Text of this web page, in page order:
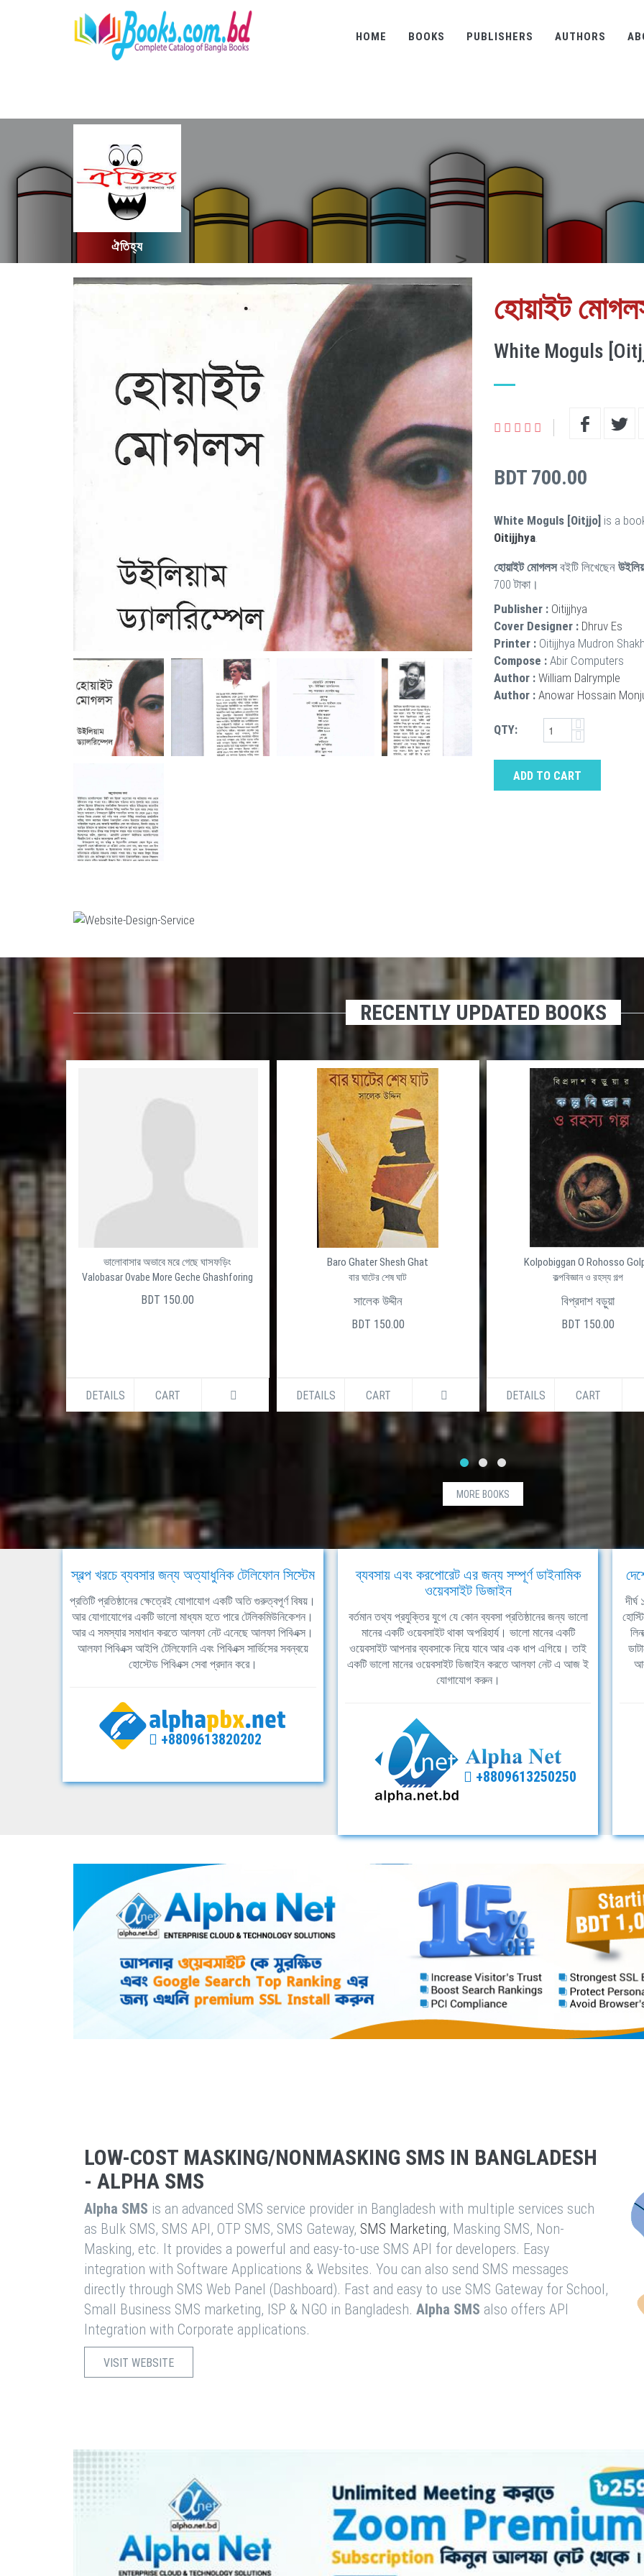
HOME BOOKS PUBLISHERS AUTHORS
ঐতিহ্য
হোয়াইট
White Moguls
BDT 700.00
White Moguls [Oitjjo] is a
Oitijjhya.
হোয়াইট মোগলসবইটি লিখেছেন
700 টাকা।
Publisher : Oitijjhya
Cover Designer : Dhruv Es
Printer : Oitijjhya Mudron
Compose : Abir Computers
Author : William Dalrymple
Author : Anowar Hossain
QTY:
ADD TO CART
RECENTLY UPDATED BOOKS
ভালোবাসার অভাবে মরে গেছে ঘাসফড়িং
Valobasar Ovabe More Geche Ghashforing
BDT 150.00
DETAILS CART
Baro Ghater Shesh Ghat
বার ঘাটের শেষ ঘাট
সালেক উদ্দীন
BDT 150.00
DETAILS CART
Kolpobiggan O Rohosso
কল্পবিজ্ঞান ও রহস্য গল্প
বিপ্রদাশ বড়ুয়া
BDT 150.00
DETAILS CART
MORE BOOKS
স্বল্প খরচে ব্যবসার জন্য অত্যাধুনিক টেলিফোন সিস্টেম
প্রতিটি প্রতিষ্ঠানের ক্ষেত্রেই যোগাযোগ একটি অতি গুরুত্বপূর্ণ বিষয়।
আর যোগাযোগের একটি ভালো মাধ্যম হতে পারে টেলিকমিউনিকেশন।
আর এ সমস্যার সমাধান করতে আলফা নেট এনেছে আলফা পিবিএক্স।
আলফা পিবিএক্স আইপি টেলিফোনি এবং পিবিএক্স সার্ভিসের সবন্বয়ে
হোস্টেড পিবিএক্স সেবা প্রদান করে।
+8809613820202
ব্যবসায় এবং করপোরেট এর জন্য সম্পূর্ণ ডাইনামিক
ওয়েবসাইট ডিজাইন
বর্তমান তথ্য প্রযুক্তির যুগে যে কোন ব্যবসা প্রতিষ্ঠানের জন্য ভালো
মানের একটি ওয়েবসাইট থাকা অপরিহার্য। ভালো মানের একটি
ওয়েবসাইট আপনার ব্যবসাকে নিয়ে যাবে আর এক ধাপ এগিয়ে। তাই
একটি ভালো মানের ওয়েবসাইট ডিজাইন করতে আলফা নেট এ আজ ই
যোগাযোগ করুন।
+8809613250250
LOW-COST MASKING/NONMASKING SMS IN BANGLADESH
- ALPHA SMS
Alpha SMS is an advanced SMS service provider in Bangladesh with multiple services such
as Bulk SMS, SMS API, OTP SMS, SMS Gateway, SMS Marketing, Masking SMS, Non-
Masking, etc. It provides a powerful and easy-to-use SMS API for developers. Easy
integration with Software Applications & Websites. You can also send SMS messages
directly through SMS Web Panel (Dashboard). Fast and easy to use SMS Gateway for School,
Small Business SMS marketing, ISP & NGO in Bangladesh. Alpha SMS also offers API
Integration with Corporate applications.
VISIT WEBSITE